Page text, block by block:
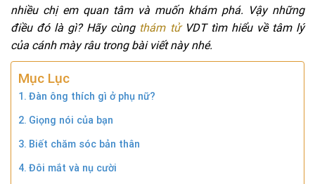
nhiều chị em quan tâm và muốn khám phá. Vậy những
điều đó là gì? Hãy cùng thám tửVDT tìm hiểu về tâm lý
của cánh mày râu trong bài viết này nhé.
Mục Lục
Đàn ông thích gì ở phụ nữ?
Giọng nói của bạn
Biết chăm sóc bản thân
Đôi mắt và nụ cười